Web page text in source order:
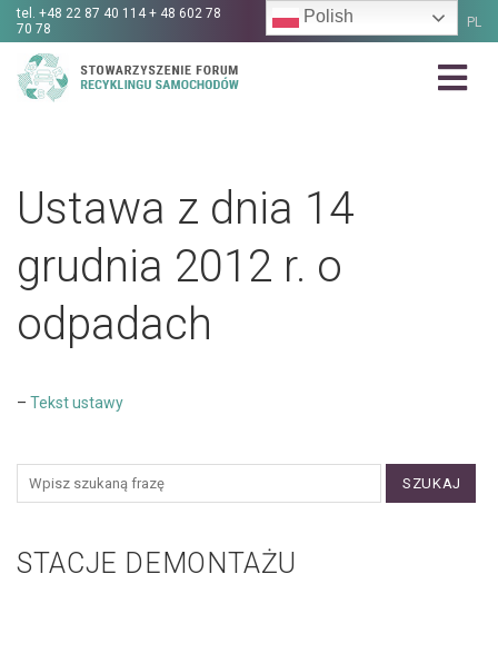
tel. +48 22 87 40 114 + 48 602 78
70 78
PL
Ustawa z dnia 14
grudnia 2012 r. o
odpadach
– Tekst ustawy
SZUKAJ
STACJE DEMONTAŻU
Polish